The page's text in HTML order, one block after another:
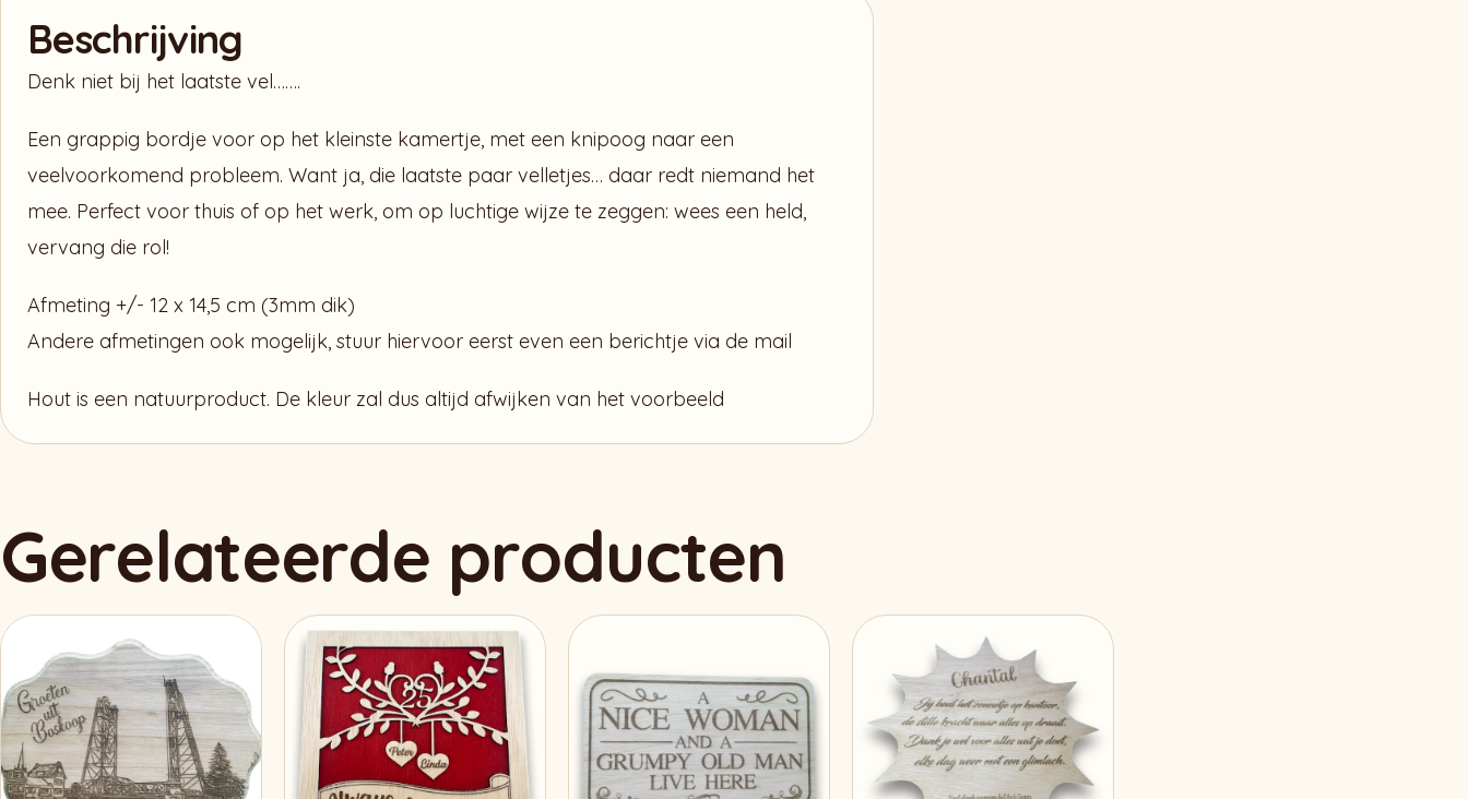
Beschrijving
Denk niet bij het laatste vel…….
Een grappig bordje voor op het kleinste kamertje, met een knipoog naar een
veelvoorkomend probleem. Want ja, die laatste paar velletjes… daar redt niemand het
mee. Perfect voor thuis of op het werk, om op luchtige wijze te zeggen: wees een held,
vervang die rol!
Afmeting +/- 12 x 14,5 cm (3mm dik)
Andere afmetingen ook mogelijk, stuur hiervoor eerst even een berichtje via de mail
Hout is een natuurproduct. De kleur zal dus altijd afwijken van het voorbeeld
Gerelateerde producten